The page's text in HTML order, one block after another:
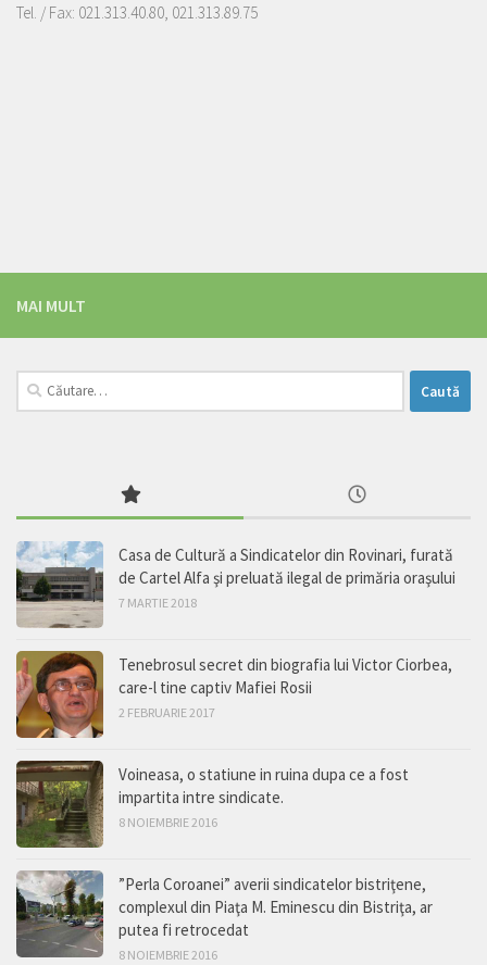
Tel. / Fax: 021.313.40.80, 021.313.89.75
MAI MULT
Caută
după:
Casa de Cultură a Sindicatelor din Rovinari, furată
de Cartel Alfa şi preluată ilegal de primăria oraşului
7 MARTIE 2018
Tenebrosul secret din biografia lui Victor Ciorbea,
care-l tine captiv Mafiei Rosii
2 FEBRUARIE 2017
Voineasa, o statiune in ruina dupa ce a fost
impartita intre sindicate.
8 NOIEMBRIE 2016
”Perla Coroanei” averii sindicatelor bistriţene,
complexul din Piaţa M. Eminescu din Bistriţa, ar
putea fi retrocedat
8 NOIEMBRIE 2016